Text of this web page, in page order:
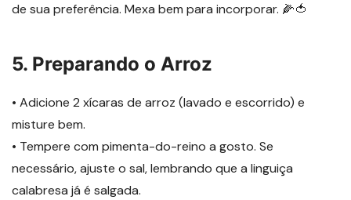
de sua preferência. Mexa bem para incorporar. 🌽🍅
5. Preparando o Arroz
• Adicione 2 xícaras de arroz (lavado e escorrido) e
misture bem.
• Tempere com pimenta-do-reino a gosto. Se
necessário, ajuste o sal, lembrando que a linguiça
calabresa já é salgada.